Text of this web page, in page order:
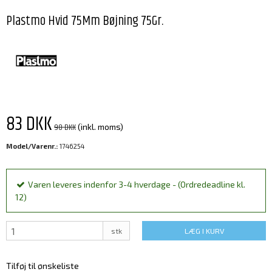
Plastmo Hvid 75Mm Bøjning 75Gr.
83 DKK98 DKK(inkl. moms)
Model/Varenr.: 1746254
Varen leveres indenfor 3-4 hverdage - (Ordredeadline kl.
12)
stk LÆG I KURV
Tilføj til ønskeliste